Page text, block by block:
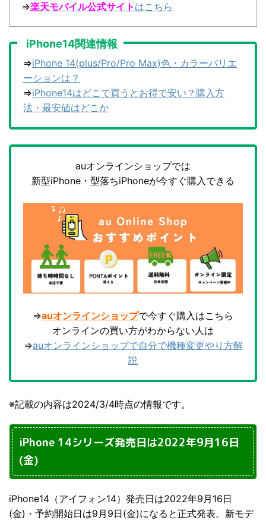
⇒楽天モバイル公式サイト はこちら
iPhone14関連情報
⇒iPhone 14(plus/Pro/Pro Max)色・カラーバリエ
ーションは？
⇒iPhone14はどこで買うとお得で安い？購入方
法・最安値はどこか
auオンラインショップでは
新型iPhone・型落ちiPhoneが今すぐ購入できる
⇒auオンラインショップで今すぐ購入はこちら
オンラインの買い方がわからない人は
⇒auオンラインショップで自分で機種変更やり方解
説
※記載の内容は2024/3/4時点の情報です。
iPhone 14シリーズ発売日は2022年9月16日
(金)
iPhone14（アイフォン14）発売日は2022年9月16日
(金)・予約開始日は9月9日(金)になると正式発表。新モデ